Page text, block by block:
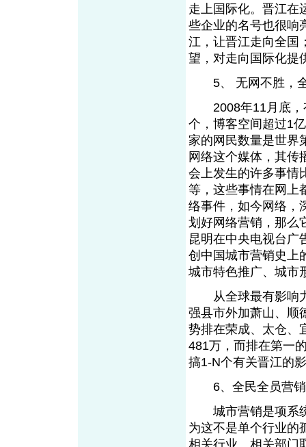
走上国际化。晋江在
些企业的名号也很响
江，让晋江走向全国
望，对走向国际化提
5、 无网不胜，全
2008年11月底，
个，博客空间超过1
家的网民数量是世界
网络这个媒体，其传
会上发生的许多事情
等，这些事情在网上
络事件，如今网络，
划好网络营销，那么
昆明在中央电视台广
创中国城市营销史上
城市特色推广、城市
从全球最有影响力
强县市外加萧山、顺
势排在荣成、太仓、
481万，而排在第一
搞1-N个有关晋江
6、全民全员营销
城市营销是项系统
为这不是单个行业的
相关行业、相关部门